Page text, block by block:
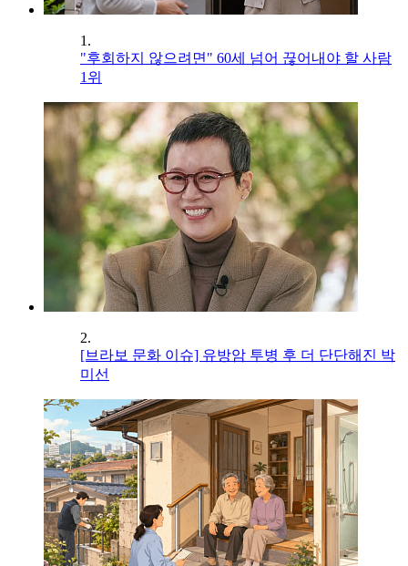
1.
"후회하지 않으려면" 60세 넘어 끊어내야 할 사람
1위
2.
[브라보 문화 이슈] 유방암 투병 후 더 단단해진 박
미선